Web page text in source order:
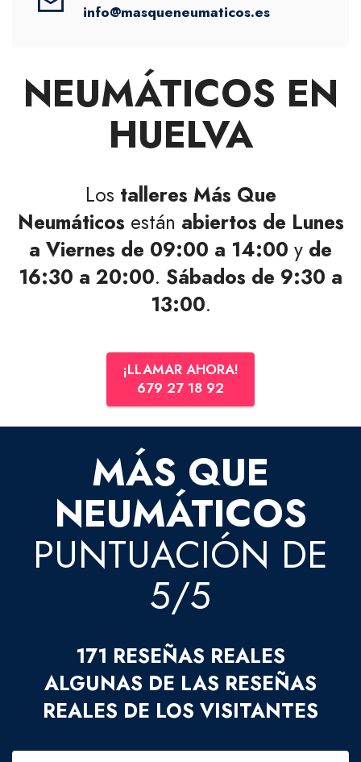
info@masqueneumaticos.es
NEUMÁTICOS EN
HUELVA
Los talleres Más Que
Neumáticos están abiertos de Lunes
a Viernes de 09:00 a 14:00 y de
16:30 a 20:00. Sábados de 9:30 a
13:00.
¡LLAMAR AHORA!
679 27 18 92
MÁS QUE
NEUMÁTICOS
PUNTUACIÓN DE
5/5
171 RESEÑAS REALES
ALGUNAS DE LAS RESEÑAS
REALES DE LOS VISITANTES